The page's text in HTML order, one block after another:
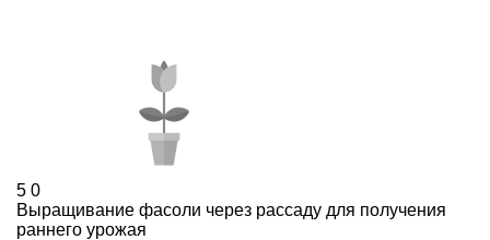
5 0
Выращивание фасоли через рассаду для получения
раннего урожая